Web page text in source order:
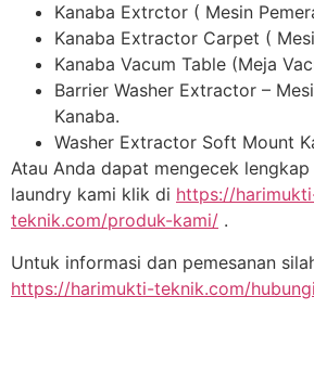
Kanaba Extrctor ( Mesin
Kanaba Extractor Carpet (
Kanaba Vacum Table (Meja
Barrier Washer Extractor –
Kanaba.
Washer Extractor Soft Mount
Atau Anda dapat mengecek lengkap
laundry kami klik di https://
teknik.com/produk-kami/ .
Untuk informasi dan pemesanan
https://harimukti-teknik.com/